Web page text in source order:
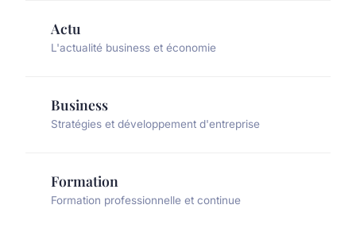
Actu
L'actualité business et économie
Business
Stratégies et développement d'entreprise
Formation
Formation professionnelle et continue